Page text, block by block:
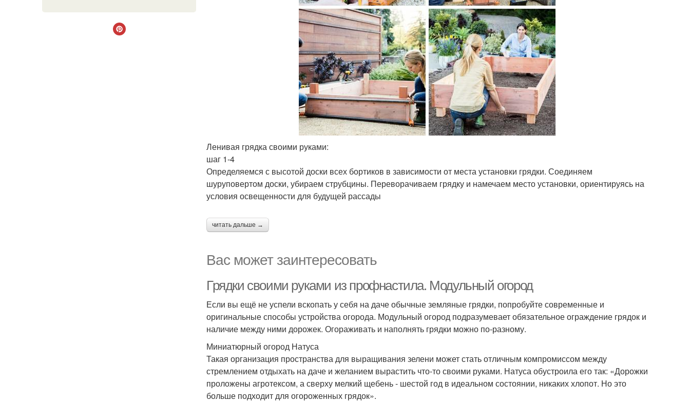
Ленивая грядка своими руками:
шаг 1-4
Определяемся с высотой доски всех бортиков в зависимости от места установки грядки. Соединяем
шуруповертом доски, убираем струбцины. Переворачиваем грядку и намечаем место установки, ориентируясь на
условия освещенности для будущей рассады
читать дальше →
Вас может заинтересовать
Грядки своими руками из профнастила. Модульный огород
Если вы ещё не успели вскопать у себя на даче обычные земляные грядки, попробуйте современные и
оригинальные способы устройства огорода. Модульный огород подразумевает обязательное ограждение грядок и
наличие между ними дорожек. Огораживать и наполнять грядки можно по-разному.
Миниатюрный огород Натуса
Такая организация пространства для выращивания зелени может стать отличным компромиссом между
стремлением отдыхать на даче и желанием вырастить что-то своими руками. Натуса обустроила его так: «Дорожки
проложены агротексом, а сверху мелкий щебень - шестой год в идеальном состоянии, никаких хлопот. Но это
больше подходит для огороженных грядок».